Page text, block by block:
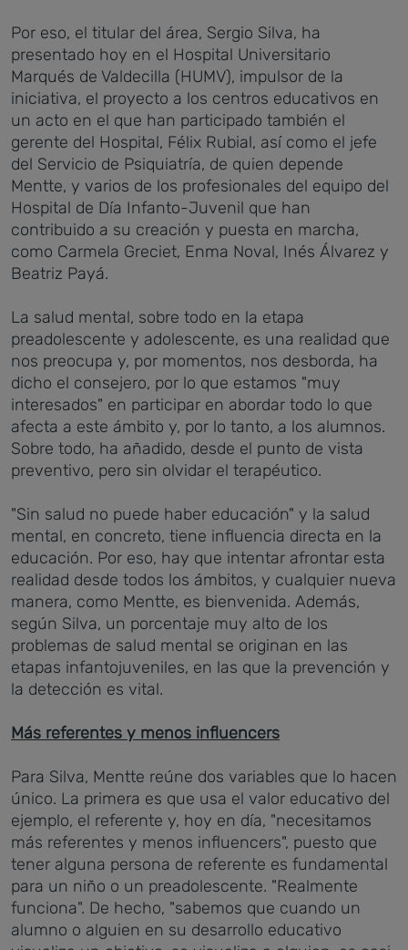
Por eso, el titular del área, Sergio Silva, ha
presentado hoy en el Hospital Universitario
Marqués de Valdecilla (HUMV), impulsor de la
iniciativa, el proyecto a los centros educativos en
un acto en el que han participado también el
gerente del Hospital, Félix Rubial, así como el jefe
del Servicio de Psiquiatría, de quien depende
Mentte, y varios de los profesionales del equipo del
Hospital de Día Infanto-Juvenil que han
contribuido a su creación y puesta en marcha,
como Carmela Greciet, Enma Noval, Inés Álvarez y
Beatriz Payá.
La salud mental, sobre todo en la etapa
preadolescente y adolescente, es una realidad que
nos preocupa y, por momentos, nos desborda, ha
dicho el consejero, por lo que estamos "muy
interesados" en participar en abordar todo lo que
afecta a este ámbito y, por lo tanto, a los alumnos.
Sobre todo, ha añadido, desde el punto de vista
preventivo, pero sin olvidar el terapéutico.
"Sin salud no puede haber educación" y la salud
mental, en concreto, tiene influencia directa en la
educación. Por eso, hay que intentar afrontar esta
realidad desde todos los ámbitos, y cualquier nueva
manera, como Mentte, es bienvenida. Además,
según Silva, un porcentaje muy alto de los
problemas de salud mental se originan en las
etapas infantojuveniles, en las que la prevención y
la detección es vital.
Más referentes y menos influencers
Para Silva, Mentte reúne dos variables que lo hacen
único. La primera es que usa el valor educativo del
ejemplo, el referente y, hoy en día, "necesitamos
más referentes y menos influencers", puesto que
tener alguna persona de referente es fundamental
para un niño o un preadolescente. "Realmente
funciona". De hecho, "sabemos que cuando un
alumno o alguien en su desarrollo educativo